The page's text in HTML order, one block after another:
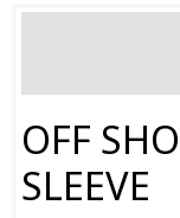
OFF
SLEEVE